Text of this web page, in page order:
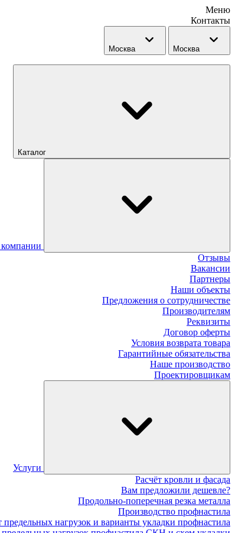
Меню
Контакты
Москва Москва
Каталог
Отзывы
Вакансии
Партнеры
Наши объекты
Предложения о сотрудничестве
Производителям
Реквизиты
Договор оферты
Условия возврата товара
Гарантийные обязательства
Наше производство
Проектировщикам
Услуги
Расчёт кровли и фасада
Вам предложили дешевле?
Продольно-поперечная резка металла
Производство профнастила
предельных нагрузок и варианты укладки профнастила